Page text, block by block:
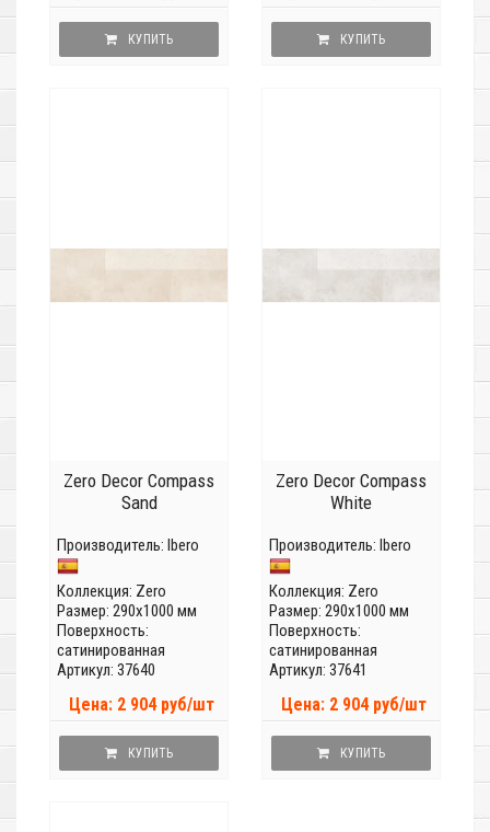
КУПИТЬ КУПИТЬ
Zero Decor Compass
Sand
Производитель: Ibero
Коллекция: Zero
Размер: 290x1000 мм
Поверхность:
сатинированная
Артикул: 37640
Цена: 2 904 руб/шт
КУПИТЬ
Zero Decor Compass
White
Производитель: Ibero
Коллекция: Zero
Размер: 290x1000 мм
Поверхность:
сатинированная
Артикул: 37641
Цена: 2 904 руб/шт
КУПИТЬ